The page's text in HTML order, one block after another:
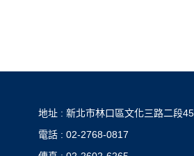
地址 : 新北市林口區文化三路二段
電話 : 02-2768-0817